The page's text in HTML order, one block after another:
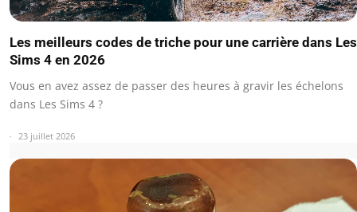
Les meilleurs codes de triche pour une carrière dans Les
Sims 4 en 2026
Vous en avez assez de passer des heures à gravir les échelons
dans Les Sims 4 ?
23 juillet 2026